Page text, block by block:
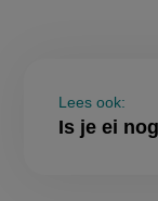
Lees ook:
Is je ei